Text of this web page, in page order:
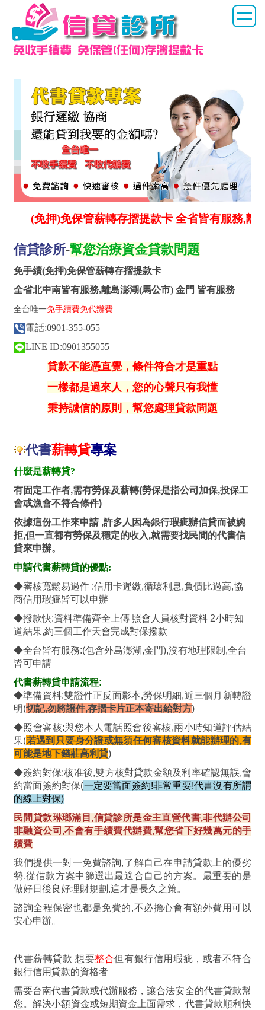
(免押)免保管薪轉存摺提款卡 全省皆有服務,離島
信貸診所-幫您治療資金貸款問題
免手續(免押)免保管薪轉存摺提款卡
全省北中南皆有服務,離島澎湖(馬公市) 金門 皆有服務
全台唯一免手續費免代辦費
電話:0901-355-055
LINE ID:0901355055
貸款不能憑直覺，條件符合才是重點
一樣都是過來人，您的心聲只有我懂
秉持誠信的原則，幫您處理貸款問題
代書薪轉貸專案
什麼是薪轉貸?
有固定工作者,需有勞保及薪轉(勞保是指公司加保,投保工
會或漁會不符合條件)
依據這份工作來申請 ,許多人因為銀行瑕疵辦信貸而被婉
拒,但一直都有勞保及穩定的收入,就需要找民間的代書信
貸來申辦。
申請代書薪轉貸的優點:
◆審核寬鬆易過件 :信用卡遲繳,循環利息,負債比過高,協
商信用瑕疵皆可以申辦
◆撥款快:資料準備齊全上傳 照會人員核對資料 2小時知
道結果,約三個工作天會完成對保撥款
◆全台皆有服務:(包含外島澎湖,金門),沒有地理限制,全台
皆可申請
代書薪轉貸申請流程:
◆準備資料:雙證件正反面影本,勞保明細,近三個月新轉證
明(切記,勿將證件,存摺卡片正本寄出給對方)
◆照會審核:與您本人電話照會後審核,兩小時知道評估結
果(若遇到只要身分證或無須任何審核資料就能辦理的,有
可能是地下錢莊高利貸)
◆簽約對保:核准後,雙方核對貸款金額及利率確認無誤,會
約當面簽約對保(一定要當面簽約!非常重要!代書沒有所謂
的線上對保)
民間貸款琳瑯滿目,信貸診所是金主直營代書,非代辦公司
非融資公司,不會有手續費代辦費,幫您省下好幾萬元的手
續費
我們提供一對一免費諮詢,了解自己在申請貸款上的優劣
勢,從借款方案中篩選出最適合自己的方案。最重要的是
做好日後良好理財規劃,這才是長久之策。
諮詢全程保密也都是免費的,不必擔心會有額外費用可以
安心申辦。
代書薪轉貸款想要整合但有銀行信用瑕疵， 或者不符合
銀行信用貸款的資格者
需要台南代書貸款或代辦服務，讓合法安全的代書貸款幫
您。解決小額資金或短期資金上面需求，代書貸款順利快